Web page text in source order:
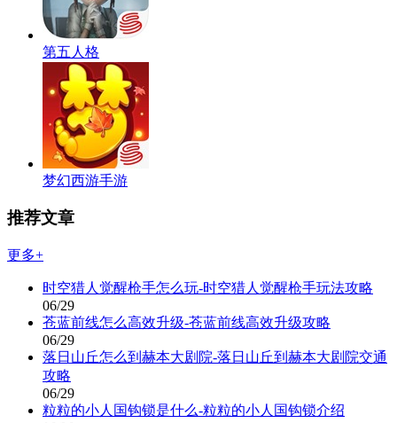
第五人格
梦幻西游手游
推荐文章
更多+
时空猎人觉醒枪手怎么玩-时空猎人觉醒枪手玩法攻略
06/29
苍蓝前线怎么高效升级-苍蓝前线高效升级攻略
06/29
落日山丘怎么到赫本大剧院-落日山丘到赫本大剧院交通
攻略
06/29
粒粒的小人国钩锁是什么-粒粒的小人国钩锁介绍